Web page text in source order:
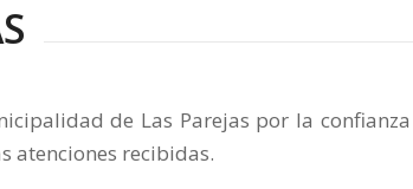
de Las Parejas por la
atenciones recibidas.